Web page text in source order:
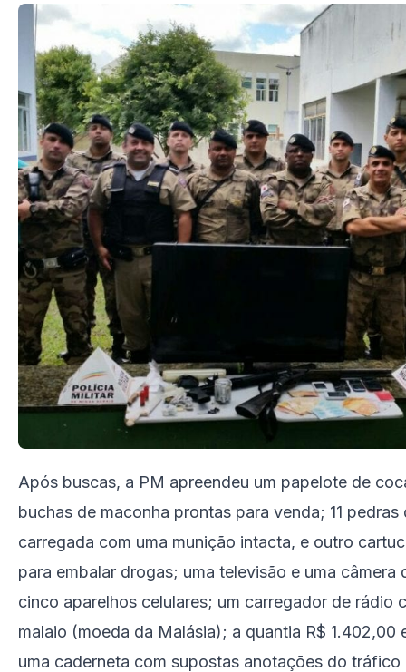
Após buscas, a PM apreendeu um papelote de
buchas de maconha prontas para venda; 11
carregada com uma munição intacta, e outro
para embalar drogas; uma televisão e uma
cinco aparelhos celulares; um carregador de rádio
malaio (moeda da Malásia); a quantia R$
uma caderneta com supostas anotações do tráfico